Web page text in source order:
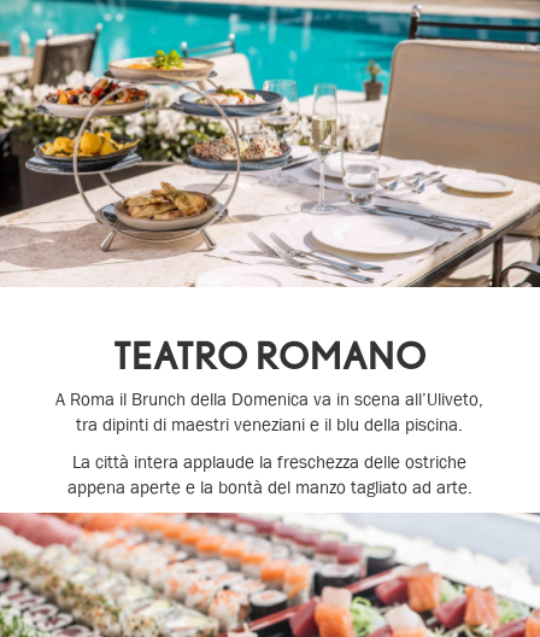
TEATRO ROMANO
A Roma il Brunch della Domenica va in scena all’Uliveto,
tra dipinti di maestri veneziani e il blu della piscina.
La città intera applaude la freschezza delle ostriche
appena aperte e la bontà del manzo tagliato ad arte.